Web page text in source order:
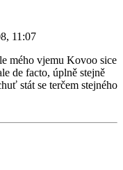
11:07
mého vjemu Kovoo sice
de facto, úplně stejně
stát se terčem stejného